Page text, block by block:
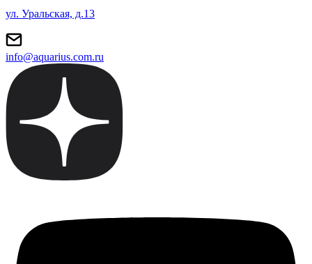
ул. Уральская, д.13
info@aquarius.com.ru